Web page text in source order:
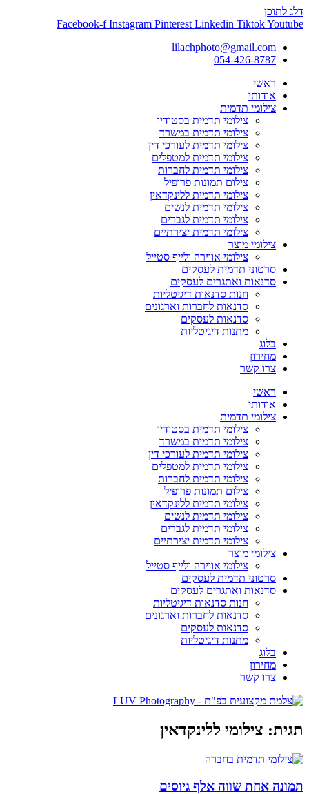
דלג לתוכן
Facebook-f Instagram Pinterest Linkedin TiktokYoutube
lilachphoto@gmail.com
054-426-8787
ראשי
אודותי
צילומי תדמית
צילומי תדמית בסטודיו
צילומי תדמית במשרד
צילומי תדמית לעורכי דין
צילומי תדמית למטפלים
צילומי תדמית לחברות
צילום תמונות פרופיל
צילומי תדמית ללינקדאין
צילומי תדמית לנשים
צילומי תדמית לגברים
צילומי תדמית יצירתיים
צילומי מוצר
צילומי אווירה ולייף סטייל
סרטוני תדמית לעסקים
סדנאות ואתגרים לעסקים
חנות סדנאות דיגיטליות
סדנאות לחברות וארגונים
סדנאות לעסקים
מתנות דיגיטליות
בלוג
מחירון
צרו קשר
ראשי
אודותי
צילומי תדמית
צילומי תדמית בסטודיו
צילומי תדמית במשרד
צילומי תדמית לעורכי דין
צילומי תדמית למטפלים
צילומי תדמית לחברות
צילום תמונות פרופיל
צילומי תדמית ללינקדאין
צילומי תדמית לנשים
צילומי תדמית לגברים
צילומי תדמית יצירתיים
צילומי מוצר
צילומי אווירה ולייף סטייל
סרטוני תדמית לעסקים
סדנאות ואתגרים לעסקים
חנות סדנאות דיגיטליות
סדנאות לחברות וארגונים
סדנאות לעסקים
מתנות דיגיטליות
בלוג
מחירון
צרו קשר
תגית: צילומי ללינקדאין
תמונה אחת שווה אלף גיוסים